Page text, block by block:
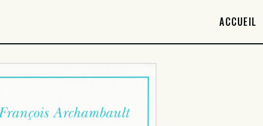
ACCUEIL
CATALOGUE
AUTEURICES
DROITS / RIGHTS